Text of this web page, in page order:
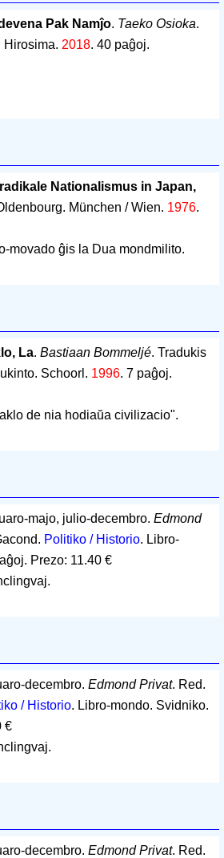
Pak Namĵo. Taeko Osioka.
Hirosima. 2018. 40 paĝoj.
Nationalismus in Japan,
München / Wien. 1976.
movado ĝis la Dua mondmilito.
La. Bastiaan Bommeljé. Tradukis
Schoorl. 1996. 7 paĝoj.
de nia hodiaŭa civilizacio".
majo, julio-decembro. Edmond
Politiko / Historio. Libro-
. Prezo: 11.40 €
decembro. Edmond Privat. Red.
/ Historio. Libro-mondo. Svidniko.
€
decembro. Edmond Privat. Red.